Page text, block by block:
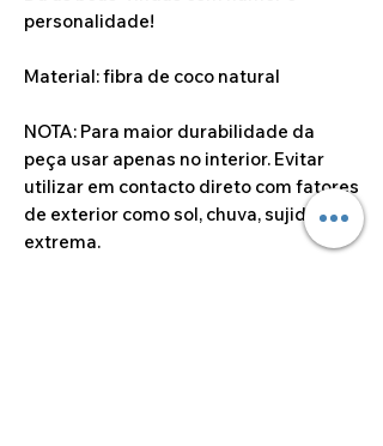
personalidade!
Material: fibra de coco natural
NOTA: Para maior durabilidade da
peça usar apenas no interior. Evitar
utilizar em contacto direto com fatores
de exterior como sol, chuva, sujidade
extrema.